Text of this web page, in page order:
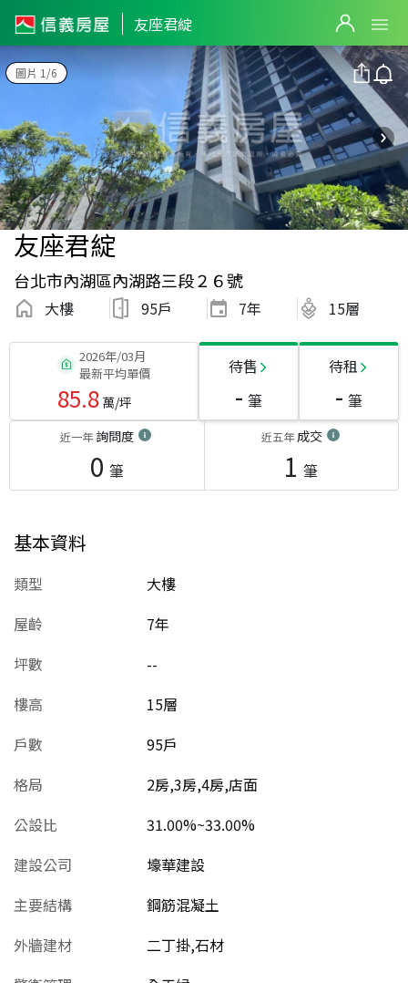
友座君綻
圖片 1/6
友座君綻
台北市內湖區內湖路三段２６號
大樓 95戶 7年 15層
2026年/03月
最新平均單價
85.8萬/坪
待售
- 筆
待租
- 筆
近一年詢問度
0 筆
近五年成交
1 筆
基本資料
類型
大樓
屋齡
7年
坪數
--
樓高
15層
戶數
95戶
格局
2房,3房,4房,店面
公設比
31.00%~33.00%
建設公司
壕華建設
主要結構
鋼筋混凝土
外牆建材
二丁掛,石材